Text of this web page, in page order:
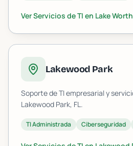
Ver Servicios de TI en Lake
Lakewood Park
Soporte de TI empresarial y
Lakewood Park, FL.
TI Administrada Ciberseguridad